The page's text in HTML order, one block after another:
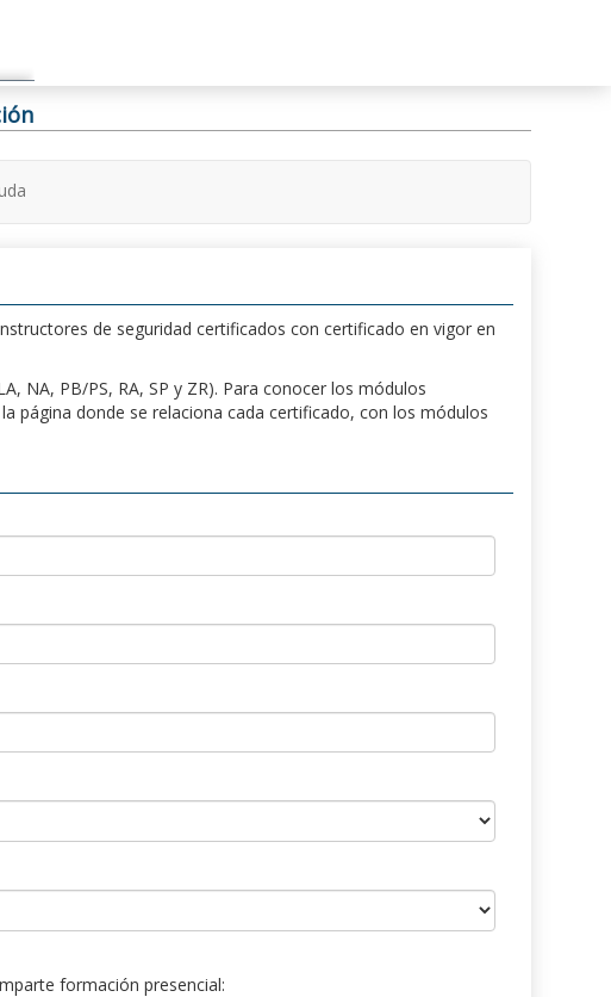
de seguridad certificados con certificado en vigor en
NA, PB/PS, RA, SP y ZR). Para conocer los módulos
página donde se relaciona cada certificado, con los módulos
formación presencial: